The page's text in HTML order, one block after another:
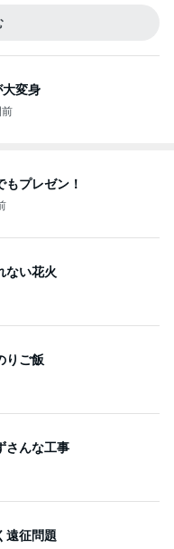
変身
もプレゼン！
ない花火
りご飯
さんな工事
遠征問題